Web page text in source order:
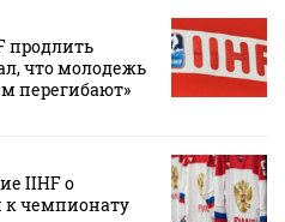
продлить
что молодежь
перегибают»
IIHF о
к чемпионату